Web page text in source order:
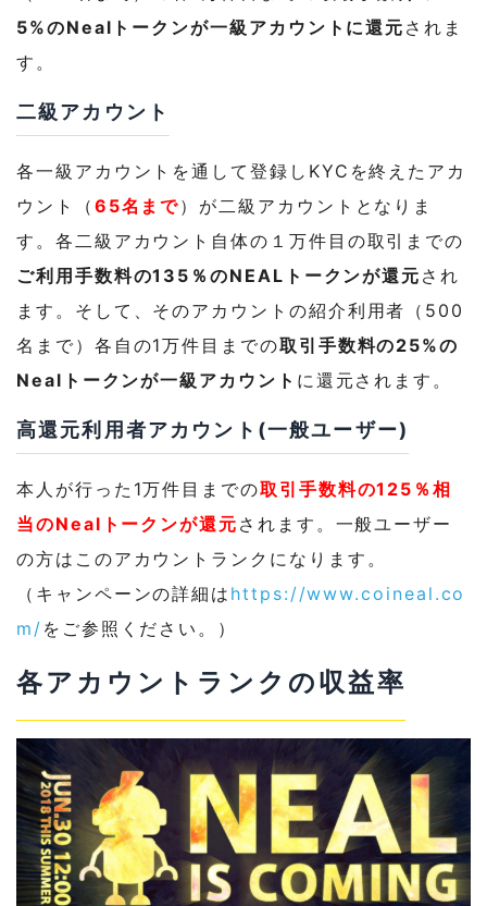
5%のNealトークンが一級アカウントに還元 されま
す。
二級アカウント
各一級アカウントを通して登録しKYCを終えたアカ
ウント（ 65名まで）が二級アカウントとなりま
す。各二級アカウント自体の１万件目の取引までの
ご利用手数料の135％のNEALトークンが還元 され
ます。そして、そのアカウントの紹介利用者（500
名まで）各自の1万件目までの取引手数料の25%の
Nealトークンが一級アカウント に還元されます。
高還元利用者アカウント(一般ユーザー)
本人が行った1万件目までの取引手数料の125％相
当のNealトークンが還元 されます。一般ユーザー
の方はこのアカウントランクになります。
（キャンペーンの詳細は https://www.coineal.co
m/ をご参照ください。）
各アカウントランクの収益率